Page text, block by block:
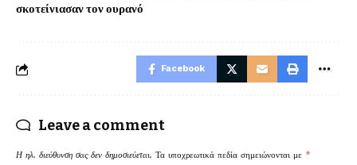
σκοτείνιασαν τον ουρανό
Facebook
Leave a comment
Η ηλ. διεύθυνση σας δεν δημοσιεύεται. Τα υποχρεωτικά πεδία σημειώνονται με *